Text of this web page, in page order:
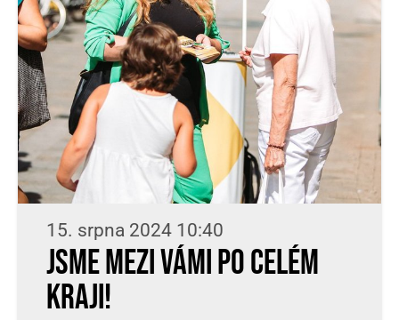
15. srpna 2024 10:40
Jsme mezi vámi po celém
kraji!